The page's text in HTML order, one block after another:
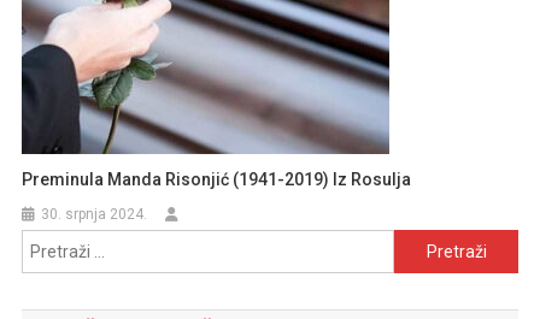
Preminula Manda Risonjić (1941-2019) Iz Rosulja
30. srpnja 2024.
Pretraži: